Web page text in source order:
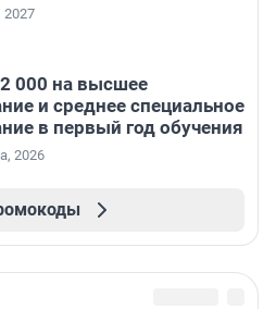
2027
000 на высшее
и среднее специальное
в первый год обучения
2026